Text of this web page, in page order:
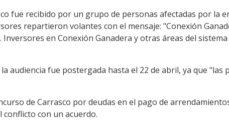
fue recibido por un grupo de personas afectadas por la
repartieron volantes con el mensaje: "Conexión
en Conexión Ganadera y otras áreas del
audiencia fue postergada hasta el 22 de abril, ya que
de Carrasco por deudas en el pago de
con un acuerdo.